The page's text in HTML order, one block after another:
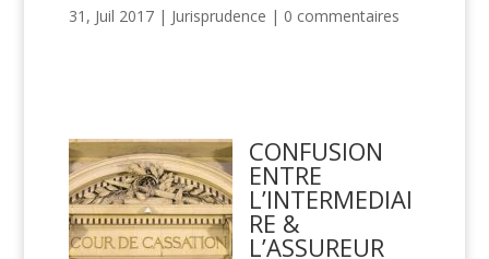
31, Juil 2017| Jurisprudence | 0 commentaires
CONFUSION
ENTRE
L’INTERMEDIAI
RE &
L’ASSUREUR